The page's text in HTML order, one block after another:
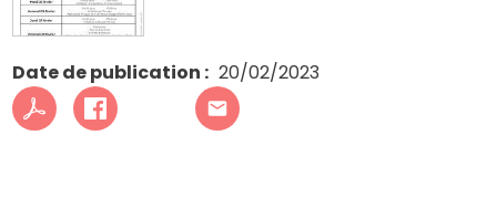
Date de publication 20/02/2023